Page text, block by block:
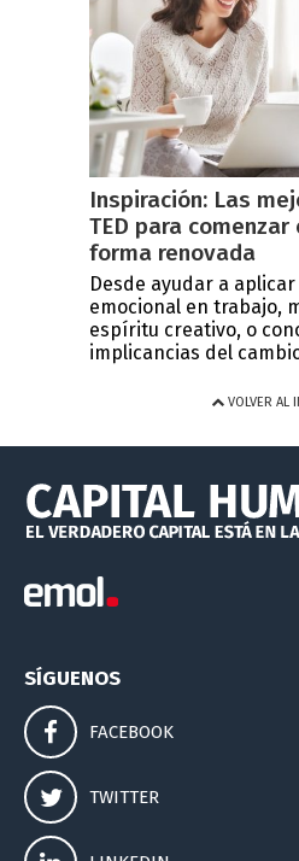
Inspiración: Las
TED para comenzar
forma renovada
Desde ayudar a
emocional en trabajo,
espíritu creativo, o
implicancias del
VOLVER AL
SÍGUENOS
FACEBOOK
TWITTER